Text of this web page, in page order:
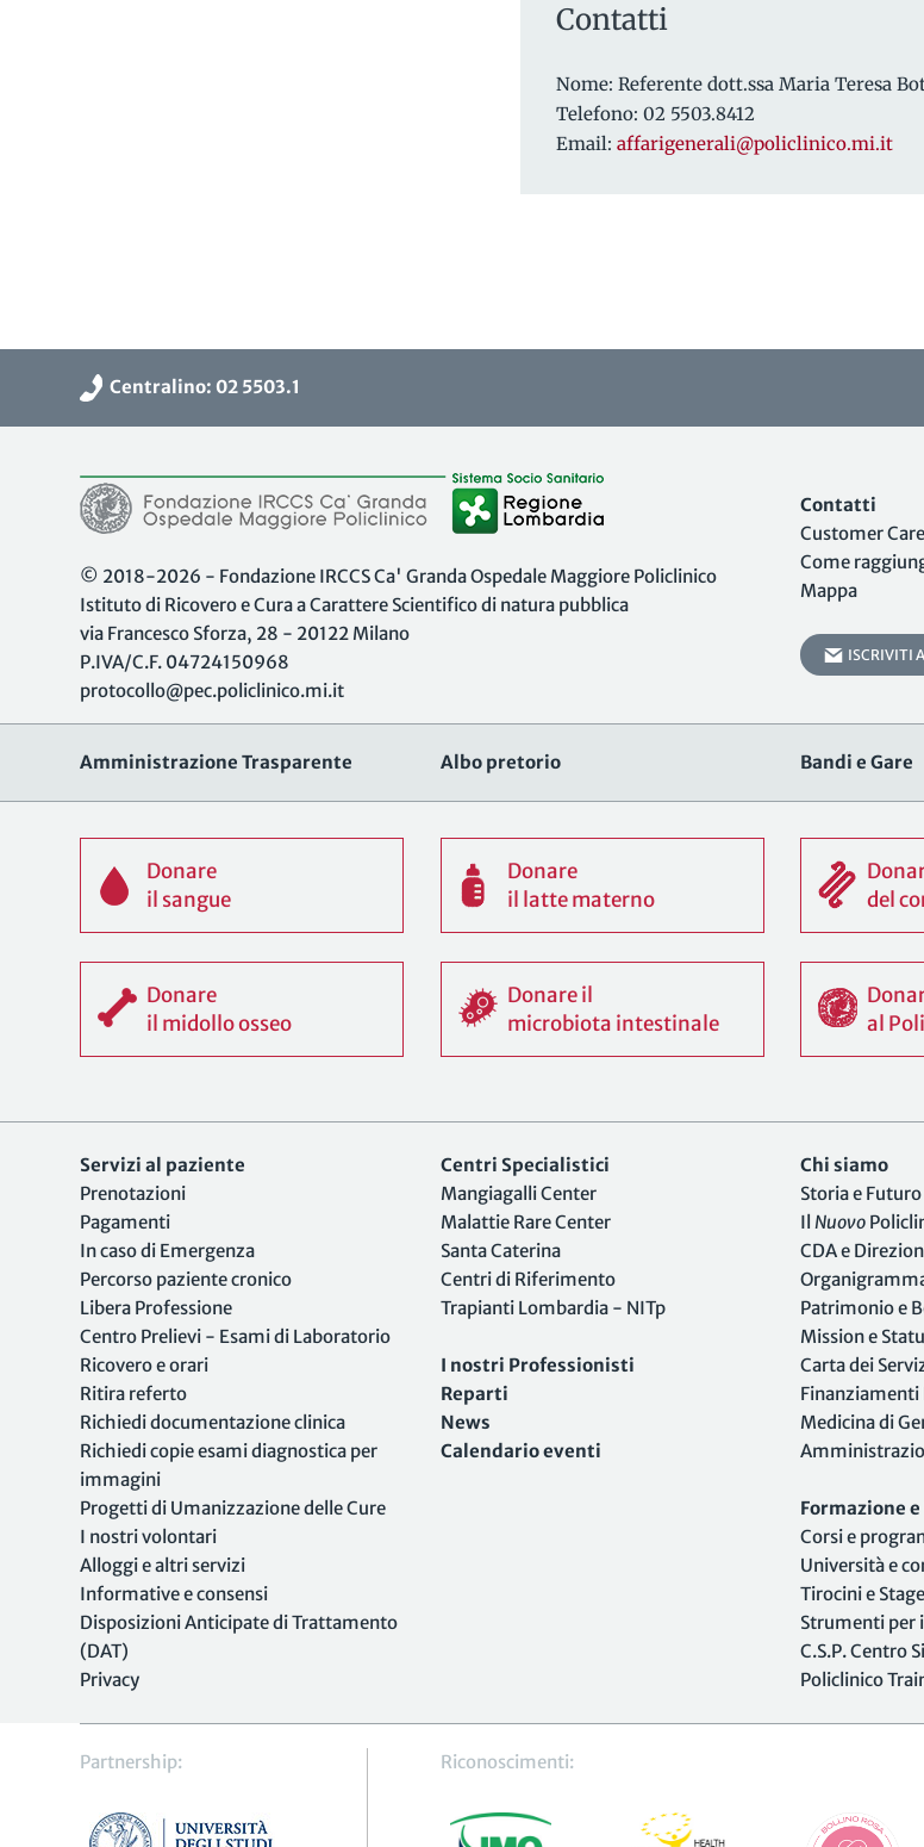
Contatti
Nome: Referente dott.ssa Maria Teresa
Telefono: 02 5503.8412
Email: affarigenerali@policlinico.mi.it
Centralino: 02 5503.1
© 2018-2026 - Fondazione IRCCS Ca' Granda Ospedale Maggiore Policlinico
Istituto di Ricovero e Cura a Carattere Scientifico di natura pubblica
via Francesco Sforza, 28 - 20122 Milano
P.IVA/C.F. 04724150968
protocollo@pec.policlinico.mi.it
Contatti
Customer Care
Come
Mappa
ISCRIVITI
Amministrazione Trasparente Albo pretorio Bandi e Gare
Donare
il sangue
Donare
il latte materno
del
Donare
il midollo osseo
Donare il
microbiota intestinale
al
Servizi al paziente
Prenotazioni
Pagamenti
In caso di Emergenza
Percorso paziente cronico
Libera Professione
Centro Prelievi - Esami di Laboratorio
Ricovero e orari
Ritira referto
Richiedi documentazione clinica
Richiedi copie esami diagnostica per
immagini
Progetti di Umanizzazione delle Cure
I nostri volontari
Alloggi e altri servizi
Informative e consensi
Disposizioni Anticipate di Trattamento
(DAT)
Privacy
Centri Specialistici
Mangiagalli Center
Malattie Rare Center
Santa Caterina
Centri di Riferimento
Trapianti Lombardia - NITp
I nostri Professionisti
Reparti
News
Calendario eventi
Chi siamo
Storia e Futuro
Il Nuovo
CDA e
Patrimonio e
Mission e
Carta dei
Finanziamenti
Medicina di
Formazione
Corsi e
Università e
Tirocini e Stage
Strumenti per
C.S.P. Centro
Policlinico
Partnership: Riconoscimenti: